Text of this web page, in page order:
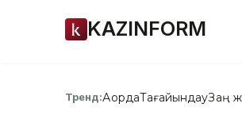
KAZINFORM
Тренд:АқордаТағайындауЗаң